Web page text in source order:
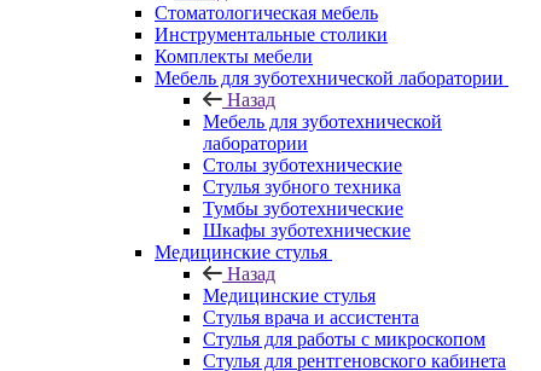
Стоматологическая мебель
Инструментальные столики
Комплекты мебели
Мебель для зуботехнической лаборатории
Назад
Мебель для зуботехнической
лаборатории
Столы зуботехнические
Стулья зубного техника
Тумбы зуботехнические
Шкафы зуботехнические
Медицинские стулья
Назад
Медицинские стулья
Стулья врача и ассистента
Стулья для работы с микроскопом
Стулья для рентгеновского кабинета